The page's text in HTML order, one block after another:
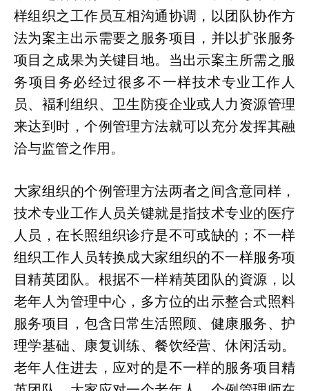
样组织之工作员互相沟通协调，以团队协作方
法为案主出示需要之服务项目，并以扩张服务
项目之成果为关键目地。当出示案主所需之服
务项目务必经过很多不一样技术专业工作人
员、褔利组织、卫生防疫企业或人力资源管理
来达到时，个例管理方法就可以充分发挥其融
洽与监管之作用。
大家组织的个例管理方法两者之间含意同样，
技术专业工作人员关键就是指技术专业的医疗
人员，在长照组织诊疗是不可或缺的；不一样
组织工作人员转换成大家组织的不一样服务项
目精英团队。根据不一样精英团队的資源，以
老年人为管理中心，多方位的出示整合式照料
服务项目，包含日常生活照顾、健康服务、护
理学基础、康复训练、餐饮经营、休闲活动。
老年人住进去，应对的是不一样的服务项目精